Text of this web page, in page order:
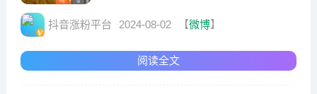
的。
抖音涨粉平台 2024-08-02 【微博】
阅读全文